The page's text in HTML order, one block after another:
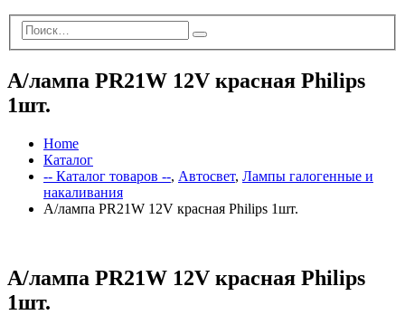
А/лампа PR21W 12V красная Philips
1шт.
Home
Каталог
-- Каталог товаров --, Автосвет, Лампы галогенные и
накаливания
А/лампа PR21W 12V красная Philips 1шт.
А/лампа PR21W 12V красная Philips
1шт.